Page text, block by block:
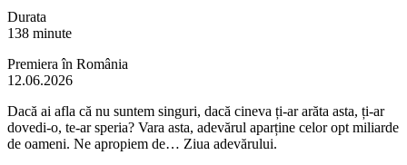
Durata
138 minute
Premiera în România
12.06.2026
Dacă ai afla că nu suntem singuri, dacă cineva ți-ar arăta asta, ți-ar
dovedi-o, te-ar speria? Vara asta, adevărul aparține celor opt miliarde
de oameni. Ne apropiem de… Ziua adevărului.